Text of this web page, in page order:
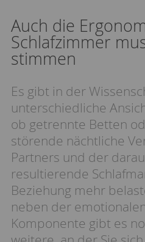
Auch die
Schlafzimmer
stimmen
Es gibt in der
unterschiedliche
ob getrennte Betten
störende nächtliche
Partners und der
resultierende
Beziehung mehr
neben der
Komponente gibt es